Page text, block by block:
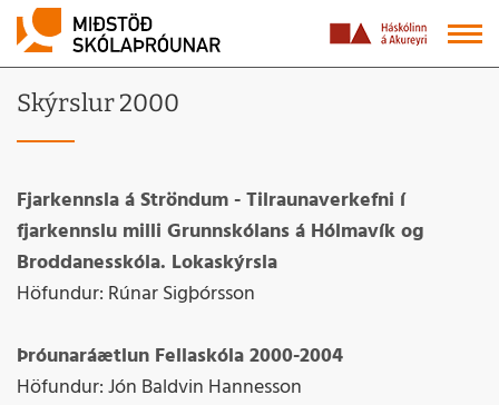
Skýrslur 2000
Fjarkennsla á Ströndum - Tilraunaverkefni í
fjarkennslu milli Grunnskólans á Hólmavík og
Broddanesskóla. Lokaskýrsla
Höfundur: Rúnar Sigþórsson
Þróunaráætlun Fellaskóla 2000-2004
Höfundur: Jón Baldvin Hannesson